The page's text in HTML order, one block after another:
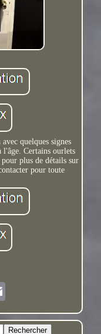
quelques signes
l'âge. Certains ourlets
plus de détails sur
pour toute